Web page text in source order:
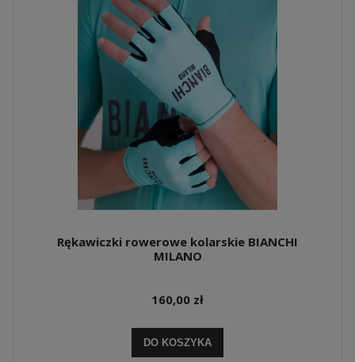
Rękawiczki rowerowe kolarskie BIANCHI
MILANO
160,00 zł
DO KOSZYKA